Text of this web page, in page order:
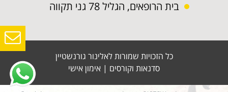
בית הרופאים, הגליל 78 גני תקווה
כל הזכויות שמורות לאלינור גורנשטיין
סדנאות וקורסים
אימון אישי